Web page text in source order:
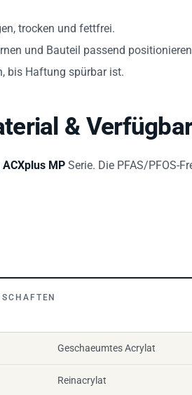
trocken und fettfrei.
und Bauteil passend positionieren.
bis Haftung spürbar ist.
&
ACXplus MP Serie. Die PFAS/PFOS-
Geschaeumtes Acrylat
Reinacrylat